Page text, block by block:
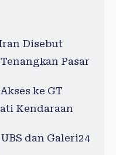
Disebut
Pasar
ke GT
Kendaraan
dan Galeri24